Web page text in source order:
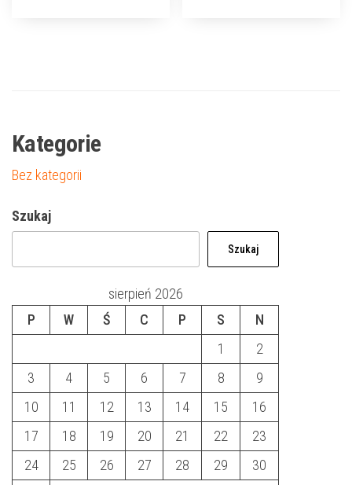
Kategorie
Bez kategorii
Szukaj
Szukaj
sierpień 2026
P
W Ś C P S
N
1
2
3
4 5 6 7 8
9
10
11 12 13 14 15
16
17
18 19 20 21 22
23
24
25 26 27 28 29 30